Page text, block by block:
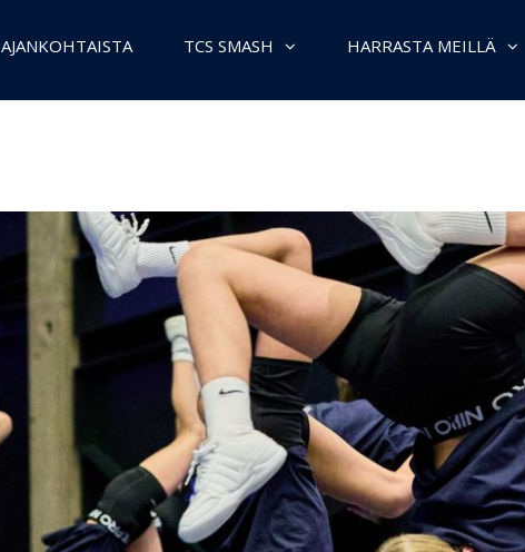
AJANKOHTAISTA TCS SMASH HARRASTA MEILLÄ